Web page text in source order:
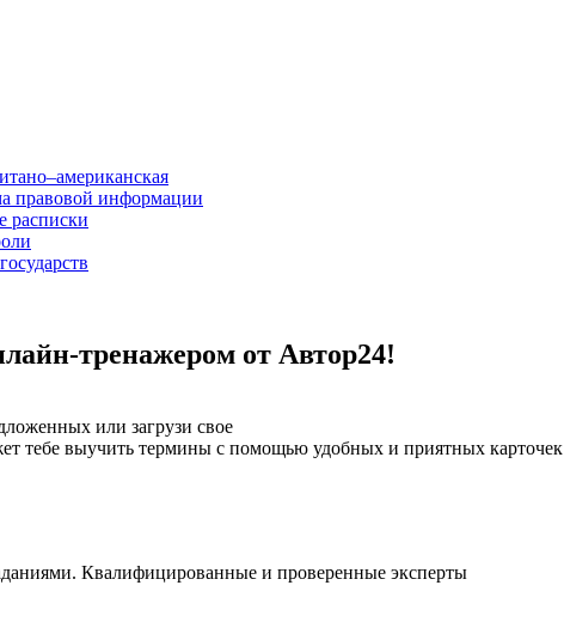
правовой информации
расписки
тренажером от Автор24!
или загрузи свое
тебе выучить термины с помощью удобных и приятных карточек
Квалифицированные и проверенные эксперты